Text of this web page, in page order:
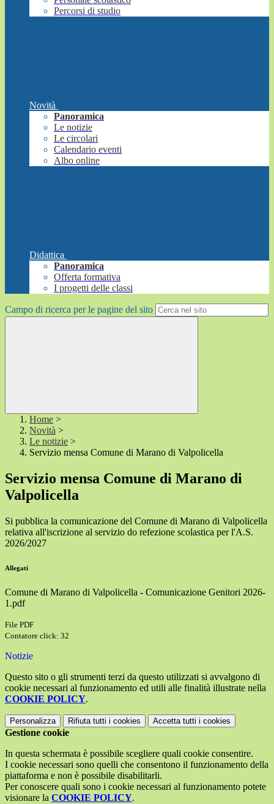
Percorsi di studio
Novità
Panoramica
Le notizie
Le circolari
Calendario eventi
Albo online
Didattica
Panoramica
Offerta formativa
I progetti delle classi
Campo di ricerca per le pagine del sito
Home >
Novità >
Le notizie >
Servizio mensa Comune di Marano di Valpolicella
Servizio mensa Comune di Marano di
Valpolicella
Si pubblica la comunicazione del Comune di Marano di Valpolicella
relativa all'iscrizione al servizio do refezione scolastica per l'A.S.
2026/2027
Allegati
Comune di Marano di Valpolicella - Comunicazione Genitori 2026-
1.pdf
File PDF
Contatore click: 32
Notizie
Questo sito o gli strumenti terzi da questo utilizzati si avvalgono di
cookie necessari al funzionamento ed utili alle finalità illustrate nella
COOKIE POLICY.
Personalizza Rifiuta tutti i cookies Accetta tutti i cookies
Gestione cookie
In questa schermata è possibile scegliere quali cookie consentire.
I cookie necessari sono quelli che consentono il funzionamento della
piattaforma e non è possibile disabilitarli.
Per conoscere quali sono i cookie necessari al funzionamento potete
visionare la COOKIE POLICY.